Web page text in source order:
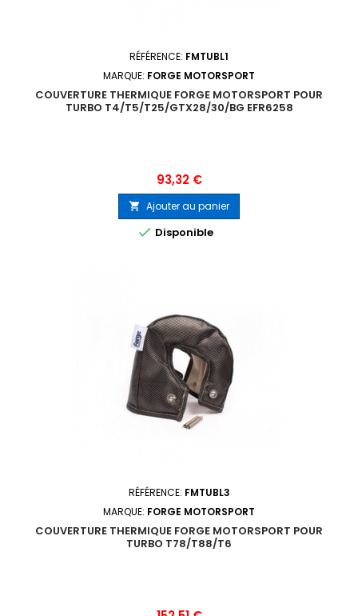
RÉFÉRENCE: FMTUBL1
MARQUE: FORGE MOTORSPORT
COUVERTURE THERMIQUE FORGE MOTORSPORT POUR
TURBO T4/T5/T25/GTX28/30/BG EFR6258
Prix
93,32 €
 Ajouter au panier
 Disponible
RÉFÉRENCE: FMTUBL3
MARQUE: FORGE MOTORSPORT
COUVERTURE THERMIQUE FORGE MOTORSPORT POUR
TURBO T78/T88/T6